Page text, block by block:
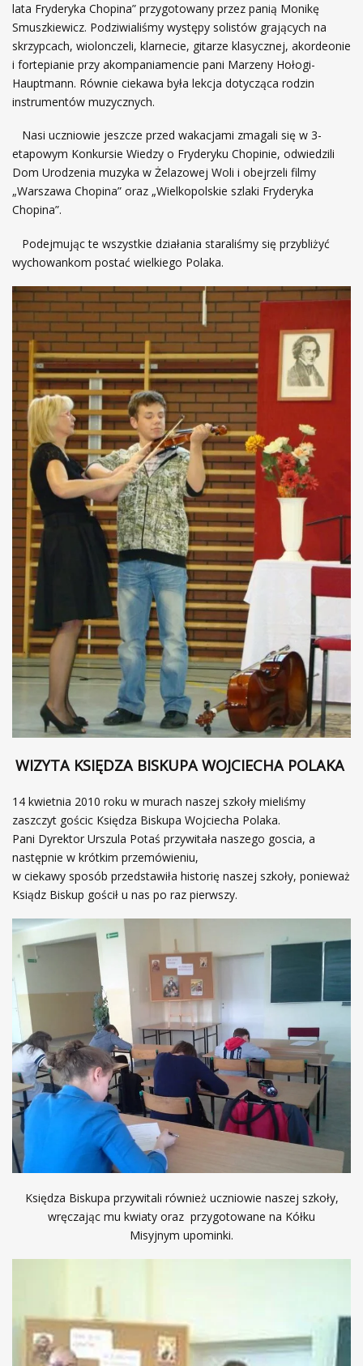
lata Fryderyka Chopina” przygotowany przez panią Monikę
Smuszkiewicz. Podziwialiśmy występy solistów grających na
skrzypcach, wiolonczeli, klarnecie, gitarze klasycznej, akordeonie
i fortepianie przy akompaniamencie pani Marzeny Hołogi-
Hauptmann. Równie ciekawa była lekcja dotycząca rodzin
instrumentów muzycznych.
Nasi uczniowie jeszcze przed wakacjami zmagali się w 3-
etapowym Konkursie Wiedzy o Fryderyku Chopinie, odwiedzili
Dom Urodzenia muzyka w Żelazowej Woli i obejrzeli filmy
„Warszawa Chopina” oraz „Wielkopolskie szlaki Fryderyka
Chopina”.
Podejmując te wszystkie działania staraliśmy się przybliżyć
wychowankom postać wielkiego Polaka.
WIZYTA KSIĘDZA BISKUPA WOJCIECHA POLAKA
14 kwietnia 2010 roku w murach naszej szkoły mieliśmy
zaszczyt gościc Księdza Biskupa Wojciecha Polaka.
Pani Dyrektor Urszula Potaś przywitała naszego goscia, a
następnie w krótkim przemówieniu,
w ciekawy sposób przedstawiła historię naszej szkoły, ponieważ
Ksiądz Biskup gościł u nas po raz pierwszy.
Księdza Biskupa przywitali również uczniowie naszej szkoły,
wręczając mu kwiaty oraz przygotowane na Kółku
Misyjnym upominki.